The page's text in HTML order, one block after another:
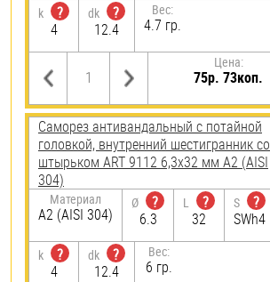
k
?
4
dk
?
12.4
Вес:
4.7 гр.
Цена:
75р. 73коп.
Саморез антивандальный с потайной
головкой, внутренний шестигранник со
штырьком ART 9112 6,3х32 мм А2 (AISI
304)
Материал
А2 (AISI 304)
Ø
?
6.3
L
?
32
S
?
SWh4
k
?
4
dk
?
12.4
Вес:
6 гр.